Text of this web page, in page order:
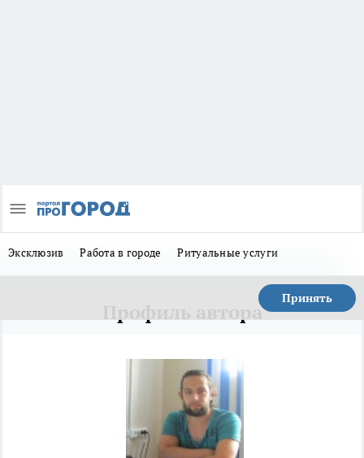
Эксклюзив Работа в городе Ритуальные услуги
Принять
Профиль автора